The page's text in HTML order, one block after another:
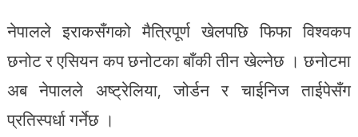
नेपालले इराकसँगको मैत्रिपूर्ण खेलपछि फिफा विश्वकप
छनोट र एसियन कप छनोटका बाँकी तीन खेल्नेछ । छनोटमा
अब नेपालले अष्ट्रेलिया, जोर्डन र चाईनिज ताईपेसँग
प्रतिस्पर्धा गर्नेछ ।